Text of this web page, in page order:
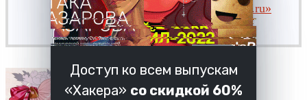
Я уже участник «Xakep.ru»
Доступ ко всем выпускам
«Хакера» со скидкой 60%